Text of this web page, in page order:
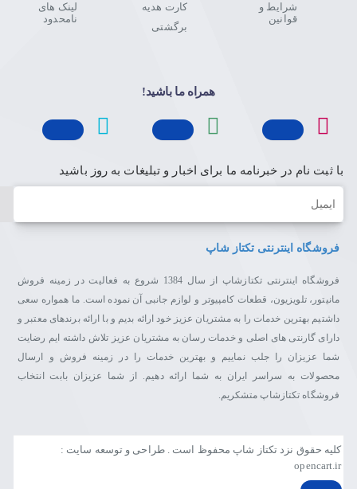
شرایط و
قوانین
کارت هدیه
برگشتی
لینک های
نامحدود
همراه ما باشید!
با ثبت نام در خبرنامه ما برای اخبار و تبلیغات به روز باشید
ایمیل
فروشگاه اینترنتی تکتاز شاپ
فروشگاه اینترنتی تکتازشاپ از سال 1384 شروع به فعالیت در زمینه فروش
مانیتور، تلویزیون، قطعات کامپیوتر و لوازم جانبی آن نموده است. ما همواره سعی
داشتیم بهترین خدمات را به مشتریان عزیز خود ارائه بدیم و با ارائه برندهای معتبر و
دارای گارنتی های اصلی و خدمات رسان به مشتریان عزیز تلاش داشته ایم رضایت
شما عزیزان را جلب نماییم و بهترین خدمات را در زمینه فروش و ارسال
محصولات به سراسر ایران به شما ارائه دهیم. از شما عزیزان بابت انتخاب
فروشگاه تکتازشاپ متشکریم.
کلیه حقوق نزد تکتاز شاپ محفوظ است . طراحی و توسعه سایت :
opencart.ir